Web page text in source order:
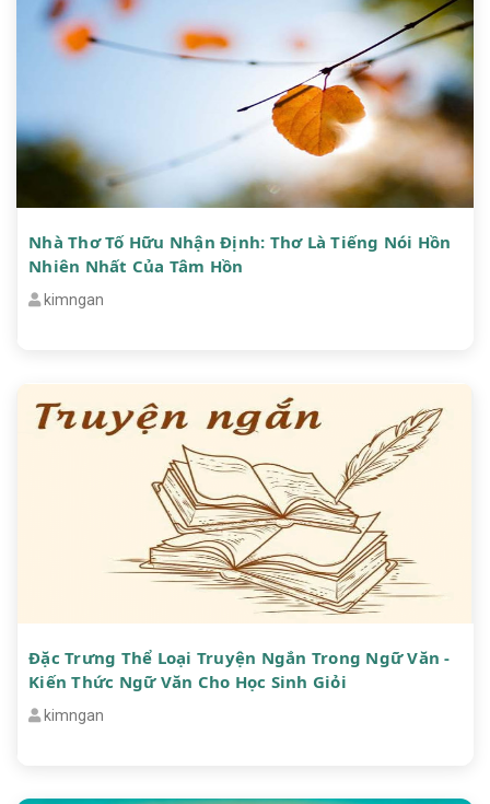
Nhà Thơ Tố Hữu Nhận Định: Thơ Là Tiếng Nói Hồn
Nhiên Nhất Của Tâm Hồn
kimngan
Đặc Trưng Thể Loại Truyện Ngắn Trong Ngữ Văn -
Kiến Thức Ngữ Văn Cho Học Sinh Giỏi
kimngan